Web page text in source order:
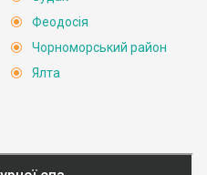
Феодосія
Чорноморський район
Ялта